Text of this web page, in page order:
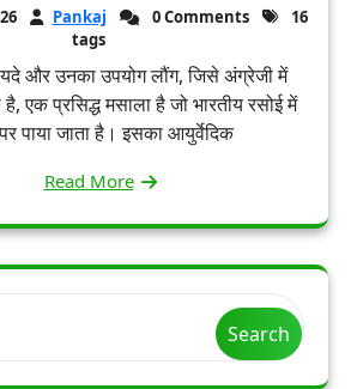
Pankaj 0 Comments
16
tags
और उनका उपयोग लौंग, जिसे अंग्रेजी में
एक प्रसिद्ध मसाला है जो भारतीय रसोई में
पाया जाता है। इसका आयुर्वेदिक
Read More
Search